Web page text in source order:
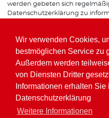
Wir verwenden Cookies,
bestmöglichen Service zu
Außerdem werden
von Diensten Dritter
Informationen erhalten Sie
Datenschutzerklärung
Weitere Informationen
werden gebeten sich
Datenschutzerklärung zu
Bei Fragen zur Erhebung,
personenbezogenen Daten,
Sperrung oder Löschung von
Einwilligungen wenden Sie sich
Datenschutzbeauftragte(n)
Home Impressum